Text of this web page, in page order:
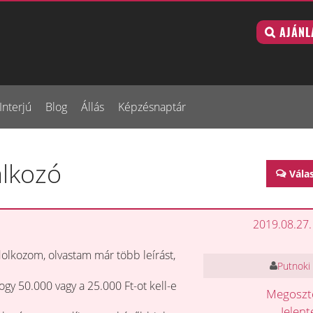
Interjú Blog Állás Képzésnaptár
olvastam már több leírást,
50.000 vagy a 25.000 Ft-ot kell-e